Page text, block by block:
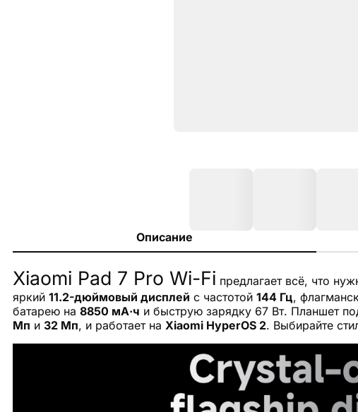
Описание
Xiaomi Pad 7 Pro Wi-Fi предлагает всё, что
яркий 11.2-дюймовый дисплей с частотой 144 Гц,
батарею на 8850 мА·ч и быструю зарядку 67 Вт. Планшет
Мп и 32 Мп, и работает на Xiaomi HyperOS 2. Выбирайте